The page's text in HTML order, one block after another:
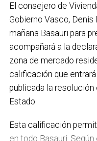
régimen de
municipio más
En ese sentido,
clima y energía, entre
una red de refugios
Actuación ante
como las que
proyecto de lanueva
El consejero de
Gobierno Vasco,
mañana Basauri para
acompañará a la
zona de mercado
calificación que
publicada la resolución
Estado.
Esta calificación
en todo Basauri.